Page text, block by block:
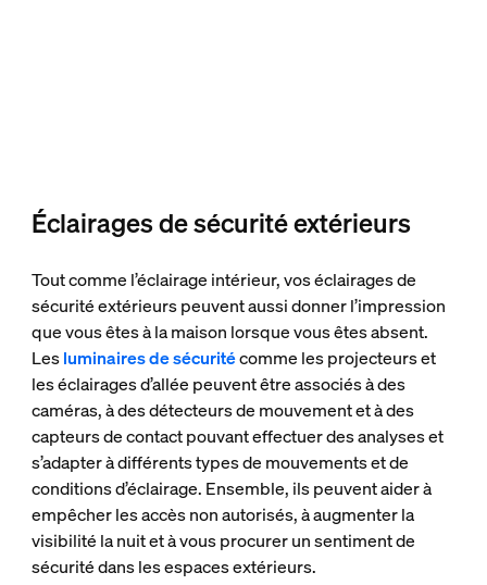
Éclairages de sécurité extérieurs
Tout comme l’éclairage intérieur, vos éclairages de
sécurité extérieurs peuvent aussi donner l’impression
que vous êtes à la maison lorsque vous êtes absent.
Lesluminaires de sécuritécomme les projecteurs et
les éclairages d’allée peuvent être associés à des
caméras, à des détecteurs de mouvement et à des
capteurs de contact pouvant effectuer des analyses et
s’adapter à différents types de mouvements et de
conditions d’éclairage. Ensemble, ils peuvent aider à
empêcher les accès non autorisés, à augmenter la
visibilité la nuit et à vous procurer un sentiment de
sécurité dans les espaces extérieurs.